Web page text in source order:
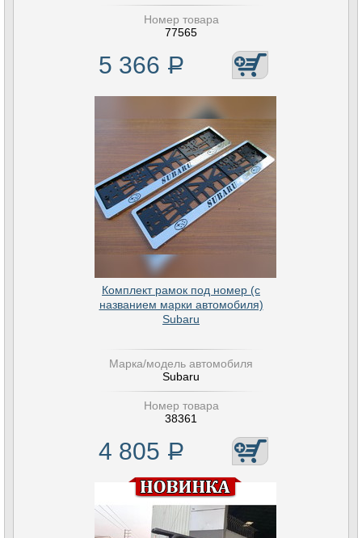
Номер товара
77565
5 366 Р
Комплект рамок под номер (с
названием марки автомобиля)
Subaru
Марка/модель автомобиля
Subaru
Номер товара
38361
4 805 Р